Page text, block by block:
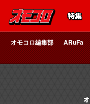
特集
オモコロ編集部 ARuFa